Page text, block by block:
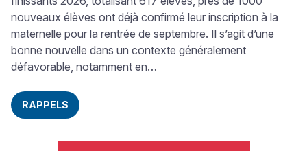
nouveaux élèves ont déjà confirmé leur inscription à la
maternelle pour la rentrée de septembre. Il s’agit d’une
bonne nouvelle dans un contexte généralement
défavorable, notamment en…
RAPPELS